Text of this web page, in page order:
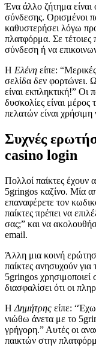
Ένα άλλο ζήτημα είναι
σύνδεσης. Ορισμένοι
καθυστερήσει λόγω
πλατφόρμα. Σε τέτοιες
σύνδεση ή να
Η Ελένη είπε:
σελίδα δεν φορτώνει.
είναι εκπληκτική!” Οι
δυσκολίες είναι μέρος
πελατών είναι
Συχνές
casino login
Πολλοί παίκτες έχουν
5gringos καζίνο. Μία
επαναφέρετε τον
παίκτες πρέπει να
σας;” και να
email.
Άλλη μια κοινή
παίκτες ανησυχούν
5gringos
διασφαλίσει ότι οι
Η Δημήτρης είπε:
νιώθω άνετα με το
γρήγορη.” Αυτές οι
παικτών στην